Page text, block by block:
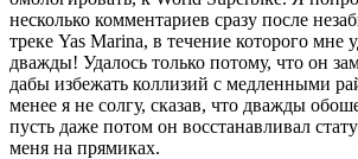
несколько комментариев сразу после
треке Yas Marina, в течение которого мне
дважды! Удалось только потому, что он
дабы избежать коллизий с медленными
менее я не солгу, сказав, что дважды
пусть даже потом он восстанавливал
меня на прямиках.